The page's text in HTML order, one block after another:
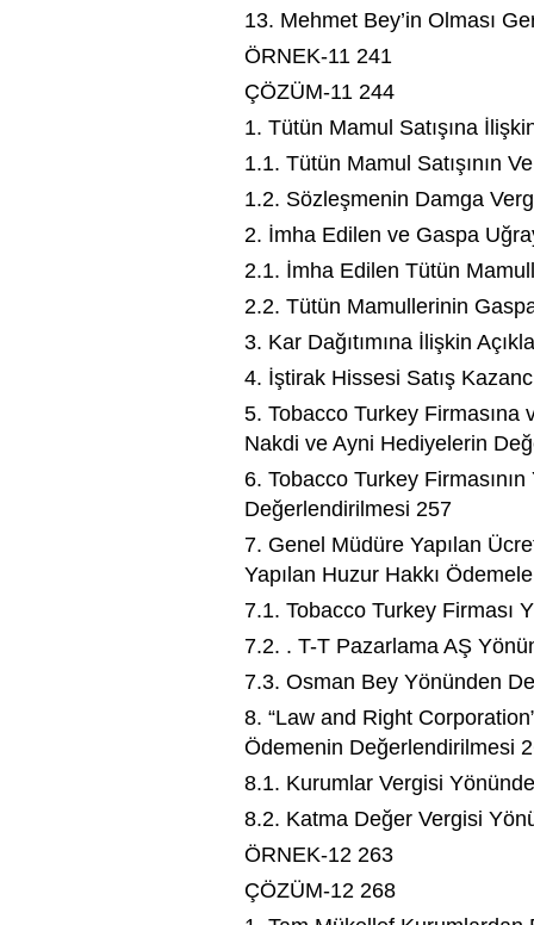
13. Mehmet Bey’in Olması
ÖRNEK-11 241
ÇÖZÜM-11 244
1. Tütün Mamul Satışına
1.1. Tütün Mamul Satışının
1.2. Sözleşmenin Damga
2. İmha Edilen ve Gaspa
2.1. İmha Edilen Tütün
2.2. Tütün Mamullerinin
3. Kar Dağıtımına İlişkin
4. İştirak Hissesi Satış
5. Tobacco Turkey Firmasına
Nakdi ve Ayni Hediyelerin
6. Tobacco Turkey
Değerlendirilmesi 257
7. Genel Müdüre Yapılan
Yapılan Huzur Hakkı
7.1. Tobacco Turkey Firması
7.2. . T-T Pazarlama AŞ
7.3. Osman Bey Yönünden
8. “Law and Right
Ödemenin Değerlendirilmesi
8.1. Kurumlar Vergisi
8.2. Katma Değer Vergisi
ÖRNEK-12 263
ÇÖZÜM-12 268